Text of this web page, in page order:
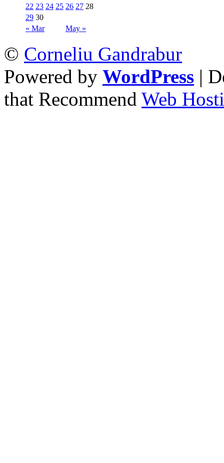
« Mar May »
22 23 24 25 26 27 28
29 30
© Corneliu Gandrabur
Powered by WordPress |
that Recommend Web